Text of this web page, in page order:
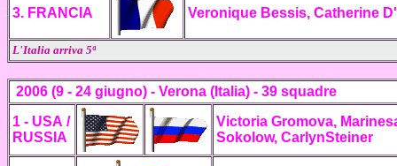
3. FRANCIA Veronique Bessis, Catherine
L'Italia arriva 5ª
2006 (9 - 24 giugno) - Verona (Italia) - 39 squadre
1 - USA /
RUSSIA
Victoria Gromova,
Sokolow, CarlynSteiner